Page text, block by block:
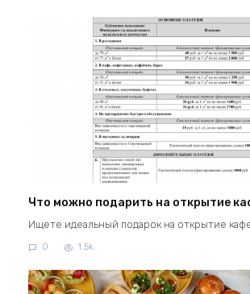
Что можно подарить на открытие
Ищете идеальный подарок на открытие
0 1.5k.